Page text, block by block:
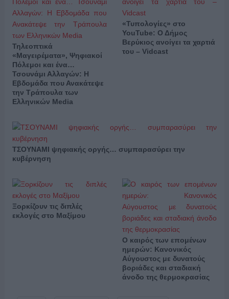
Τηλεοπτικά
«Μαγειρέματα», Ψηφιακοί
Πόλεμοι και ένα…
Τσουνάμι Αλλαγών: Η
Εβδομάδα που Ανακάτεψε
την Τράπουλα των
Ελληνικών Media
«Τυπολογίες» στο
YouTube: Ο Δήμος
Βερύκιος ανοίγει τα χαρτιά
του – Vidcast
ΤΣΟΥΝΑΜΙ ψηφιακής οργής… συμπαρασύρει την
κυβέρνηση
Ξορκίζουν τις διπλές
εκλογές στο Μαξίμου
Ο καιρός των επομένων
ημερών: Κανονικός
Αύγουστος με δυνατούς
βοριάδες και σταδιακή
άνοδο της θερμοκρασίας